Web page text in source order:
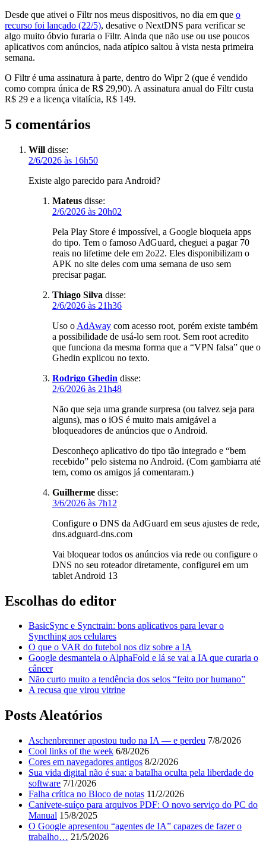
Desde que ativei o Filtr nos meus dispositivos, no dia em que o
recurso foi lançado (22/5), desative o NextDNS para verificar se
algo muito óbvio furaria o Filtr. Ainda que não use ou use poucos
aplicativos com anúncios, nada atípico saltou à vista nesta primeira
semana.
O Filtr é uma assinatura à parte, dentro do Wipr 2 (que é vendido
como compra única de R$ 29,90). A assinatura anual do Filtr custa
R$ 29 e a licença vitalícia, R$ 149.
5 comentários
Will disse:
2/6/2026 às 16h50
Existe algo parecido para Android?
Mateus disse:
2/6/2026 às 20h02
Pela Play Store é impossível, a Google bloqueia apps
do tipo. Tem o famoso AdGuard, cheguei a pagar 70
reais no lifetime dele em 2o22. Eles disponibilizam o
APK no site deles com uma semana de uso sem
precisar pagar.
Thiago Silva disse:
2/6/2026 às 21h36
Uso o AdAway com acesso root, porém existe também
a possibilidade de usá-lo sem root. Sem root acredito
que funciona da mesma forma que a “VPN falsa” que o
Ghedin explicou no texto.
Rodrigo Ghedin disse:
2/6/2026 às 21h48
Não que seja uma grande surpresa (ou talvez seja para
alguns), mas o iOS é muito mais amigável a
bloqueadores de anúncios que o Android.
Desconheço aplicativo do tipo tão integrado e “bem
recebido” pelo sistema no Android. (Com gambiarra até
tem, como os amigos já comentaram.)
Guilherme disse:
3/6/2026 às 7h12
Configure o DNS da AdGuard em seus ajustes de rede,
dns.adguard-dns.com
Vai bloquear todos os anúncios via rede ou configure o
DNS no seu roteador diretamente, configurei em um
tablet Android 13
Escolhas do editor
BasicSync e Synctrain: bons aplicativos para levar o
Syncthing aos celulares
O que o VAR do futebol nos diz sobre a IA
Google desmantela o AlphaFold e lá se vai a IA que curaria o
câncer
Não curto muito a tendência dos selos “feito por humano”
A recusa que virou vitrine
Posts Aleatórios
Aschenbrenner apostou tudo na IA — e perdeu 7/8/2026
Cool links of the week 6/8/2026
Cores em navegadores antigos 8/2/2026
Sua vida digital não é sua: a batalha oculta pela liberdade do
software 7/1/2026
Falha crítica no Bloco de notas 11/2/2026
Canivete-suíço para arquivos PDF: O novo serviço do PC do
Manual 15/8/2025
O Google apresentou “agentes de IA” capazes de fazer o
trabalho… 21/5/2026